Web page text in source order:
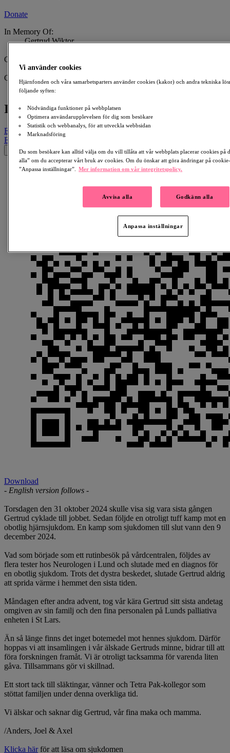
Donate
In Memory Of:
Gertrud Wiktor
Created By:
Axel & Joel Wiktor
Collecting for:
Hjärnan
In Memory Of Gertrud Wiktor
Email Facebook LinkedIn
Email
Whatsapp
Download
- English version follows -
Torsdagen den 31 oktober 2024 skulle visa sig vara sista gången
Gertrud cyklade till jobbet. Sedan följde en otroligt tuff kamp mot en
obotlig hjärnsjukdom. En kamp som sjukdomen till slut vann den 9
december 2024.
Vad som började som ett rutinbesök på vårdcentralen, följdes av
flera tester hos Neurologen i Lund och slutade med en diagnos för
en obotlig sjukdom. Trots det dystra beskedet, slutade Gertrud aldrig
att sprida värme i hemmet den sista tiden.
Måndagen efter andra advent, tog vår kära Gertrud sitt sista andetag
omgiven av sin familj och den fina personalen på Lunds palliativa
enheten i St Lars.
Än så länge finns det inget botemedel mot hennes sjukdom. Därför
hoppas vi att insamlingen i vår älskade Gertruds minne, bidrar till att
föra forskningen framåt. Vi är otroligt tacksamma för varenda liten
gåva. Tillsammans gör vi skillnad.
Ett stort tack till släktingar, vänner och Tetra Pak-kollegor som
stöttat familjen under denna overkliga tid.
Vi älskar och saknar dig Gertrud, vår fina maka och mamma.
/Anders, Joel & Axel
Klicka härför att läsa om sjukdomen
Vi använder cookies
Hjärnfonden och våra samarbetsparters använder cookies (kakor) och andra tekniska
följande syften:
Nödvändiga funktioner på webbplatsen
Optimera användarupplevelsen för dig som besökare
Statistik och webbanalys, för att utveckla webbsidan
Marknadsföring
Du som besökare kan alltid välja om du vill tillåta att vår webbplats placerar cookies på
alla” om du accepterar vårt bruk av cookies. Om du önskar att göra ändringar på
”Anpassa inställningar”.
Mer information om vår integritetspolicy.
Avvisa alla Godkänn alla
Anpassa inställningar